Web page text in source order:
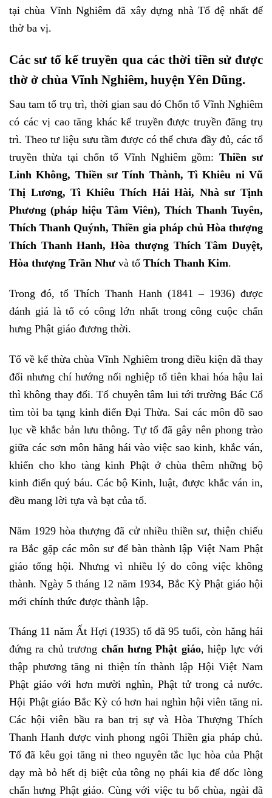
tại chùa Vĩnh Nghiêm đã xây dựng nhà Tổ đệ nhất để
thờ ba vị.
Các sư tổ kế truyền qua các thời tiền sử được
thờ ở chùa Vĩnh Nghiêm, huyện Yên Dũng.
Sau tam tổ trụ trì, thời gian sau đó Chốn tổ Vĩnh Nghiêm
có các vị cao tăng khác kế truyền được truyền đăng trụ
trì. Theo tư liệu sưu tầm được có thể chưa đầy đủ, các tổ
truyền thừa tại chốn tổ Vĩnh Nghiêm gồm:Thiền sư
Linh Không, Thiền sư Tính Thành, Tì Khiêu ni Vũ
Thị Lương, Tì Khiêu Thích Hải Hài, Nhà sư Tịnh
Phương (pháp hiệu Tâm Viên), Thích Thanh Tuyên,
Thích Thanh Quýnh, Thiền gia pháp chủ Hòa thượng
Thích Thanh Hanh, Hòa thượng Thích Tâm Duyệt,
Hòa thượng Trần Như và tổ Thích Thanh Kim.
Trong đó, tổ Thích Thanh Hanh (1841 – 1936) được
đánh giá là tổ có công lớn nhất trong công cuộc chấn
hưng Phật giáo đương thời.
Tổ về kế thừa chùa Vĩnh Nghiêm trong điều kiện đã thay
đổi nhưng chí hướng nối nghiệp tổ tiên khai hóa hậu lai
thì không thay đổi. Tổ chuyên tâm lui tới trường Bác Cổ
tìm tòi ba tạng kinh điển Đại Thừa. Sai các môn đồ sao
lục về khắc bản lưu thông. Tự tổ đã gây nên phong trào
giữa các sơn môn hăng hái vào việc sao kinh, khắc ván,
khiến cho kho tàng kinh Phật ở chùa thêm những bộ
kinh điển quý báu. Các bộ Kinh, luật,được khắc ván in,
đều mang lời tựa và bạt của tổ.
Năm 1929 hòa thượng đã cử nhiều thiền sư, thiện chiếu
ra Bắc gặp các môn sư để bàn thành lập Việt Nam Phật
giáo tổng hội. Nhưng vì nhiều lý do công việc không
thành. Ngày 5 tháng 12 năm 1934, Bắc Kỳ Phật giáo hội
mới chính thức được thành lập.
Tháng 11 năm Ất Hợi (1935) tổ đã 95 tuổi, còn hăng hái
đứng ra chủ trương chấn hưng Phật giáo, hiệp lực với
thập phương tăng ni thiện tín thành lập Hội Việt Nam
Phật giáo với hơn mười nghìn, Phật tử trong cả nước.
Hội Phật giáo Bắc Kỳ có hơn hai nghìn hội viên tăng ni.
Các hội viên bầu ra ban trị sự và Hòa Thượng Thích
Thanh Hanh được vinh phong ngôi Thiền gia pháp chủ.
Tổ đã kêu gọi tăng ni theo nguyên tắc lục hòa của Phật
dạy mà bỏ hết dị biệt của tông nọ phái kia để dốc lòng
chấn hưng Phật giáo. Cùng với việc tu bổ chùa, ngài đã